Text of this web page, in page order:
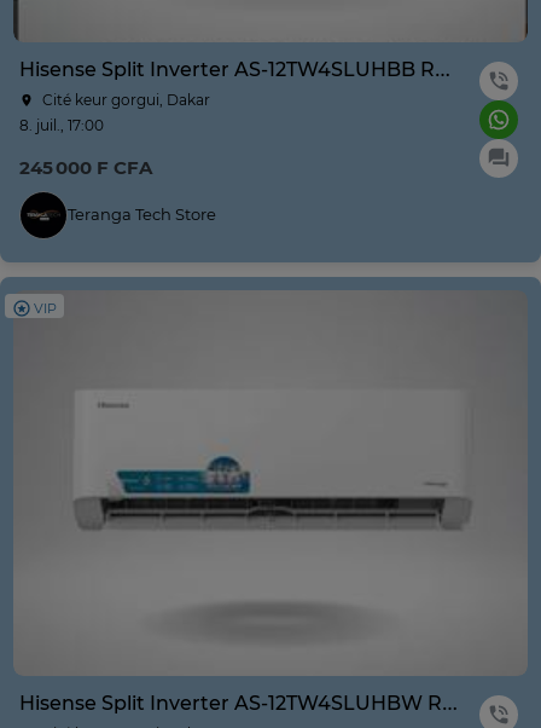
Hisense Split Inverter AS-12TW4SLUHBB R410A Noir Wifi
Cité keur gorgui, Dakar
8. juil., 17:00
245 000 F CFA
Teranga Tech Store
VIP
Hisense Split Inverter AS-12TW4SLUHBW R410A Blanc Wifi